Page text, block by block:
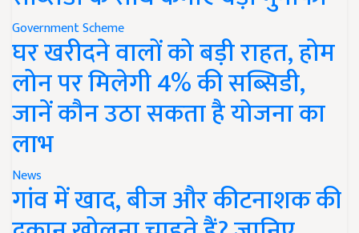
Government Scheme
घर खरीदने वालों को बड़ी राहत, होम
लोन पर मिलेगी 4% की सब्सिडी,
जानें कौन उठा सकता है योजना का
लाभ
News
गांव में खाद, बीज और कीटनाशक की